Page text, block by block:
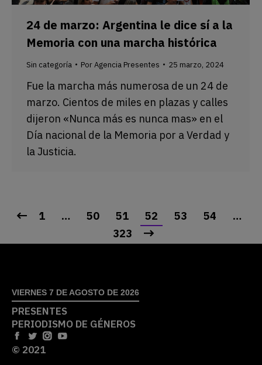
24 de marzo: Argentina le dice sí a la
Memoria con una marcha histórica
Sin categoría PorAgencia Presentes 25 marzo, 2024
Fue la marcha más numerosa de un 24 de
marzo. Cientos de miles en plazas y calles
dijeron «Nunca más es nunca mas» en el
Día nacional de la Memoria por a Verdad y
la Justicia.
1 … 50 51 52 53 54
…
323
VIERNES 7 DE AGOSTO DE 2026
PRESENTES
PERIODISMO DE GÉNEROS
© 2021